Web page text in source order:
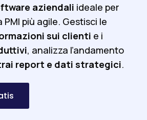
aziendali ideale per
più agile. Gestisci le
sui clienti e i
, analizza l’andamento
report e dati strategici.